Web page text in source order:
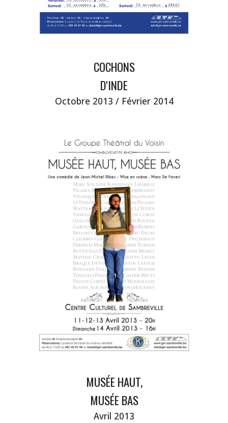
COCHONS
D'INDE
Octobre 2013 / Février 2014
MUSÉE HAUT,
MUSÉE BAS
Avril 2013